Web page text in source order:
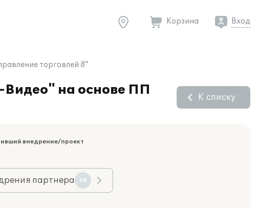
Корзина Вход
торговлей 8"
Видео" на основе ПП
К списку
внедрение/проект
партнера 38